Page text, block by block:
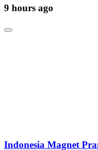
9 hours ago
Indonesia Magnet